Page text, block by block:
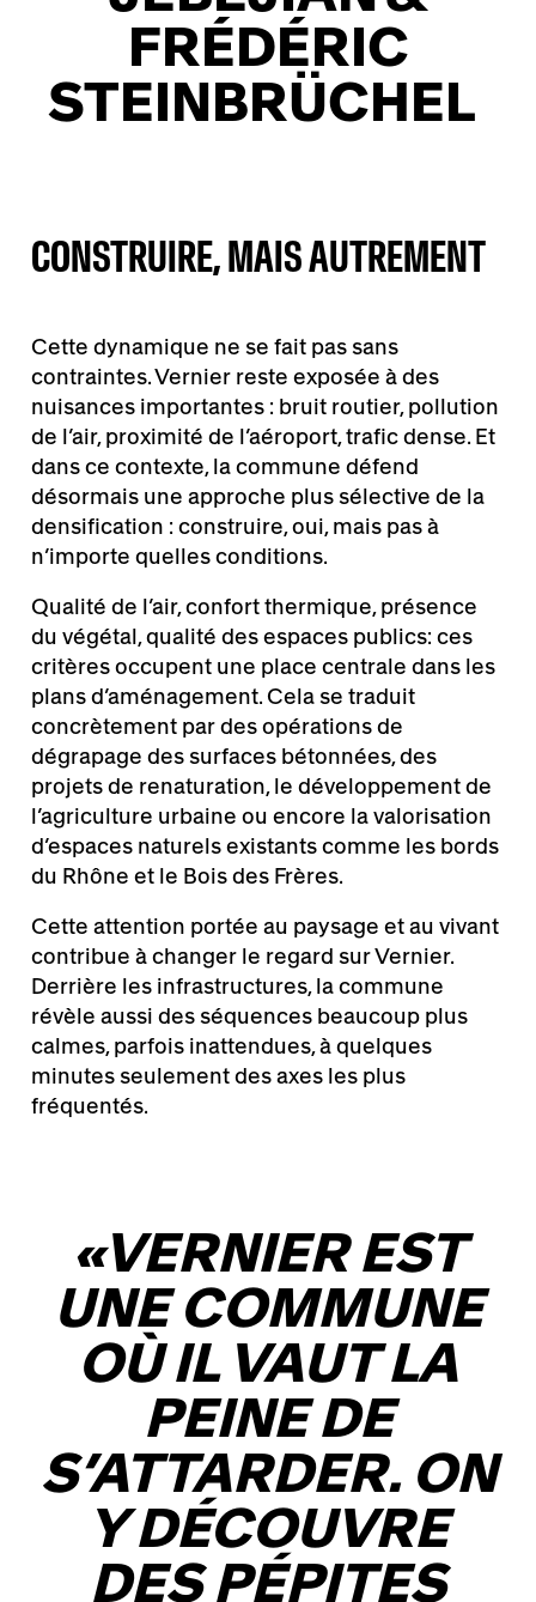
FRÉDÉRIC
STEINBRÜCHEL
CONSTRUIRE, MAIS AUTREMENT
Cette dynamique ne se fait pas sans
contraintes. Vernier reste exposée à des
nuisances importantes : bruit routier, pollution
de l’air, proximité de l’aéroport, trafic dense. Et
dans ce contexte, la commune défend
désormais une approche plus sélective de la
densification : construire, oui, mais pas à
n’importe quelles conditions.
Qualité de l’air, confort thermique, présence
du végétal, qualité des espaces publics: ces
critères occupent une place centrale dans les
plans d’aménagement. Cela se traduit
concrètement par des opérations de
dégrapage des surfaces bétonnées, des
projets de renaturation, le développement de
l’agriculture urbaine ou encore la valorisation
d’espaces naturels existants comme les bords
du Rhône et le Bois des Frères.
Cette attention portée au paysage et au vivant
contribue à changer le regard sur Vernier.
Derrière les infrastructures, la commune
révèle aussi des séquences beaucoup plus
calmes, parfois inattendues, à quelques
minutes seulement des axes les plus
fréquentés.
«VERNIER EST
UNE COMMUNE
OÙ IL VAUT LA
PEINE DE
S’ATTARDER. ON
Y DÉCOUVRE
DES PÉPITES